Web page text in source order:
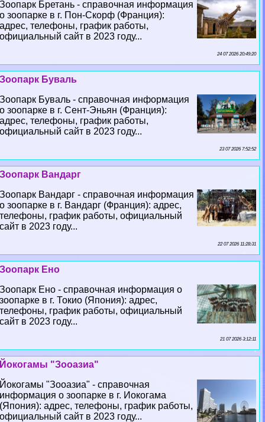
Зоопарк Бретань - справочная информация
о зоопарке в г. Пон-Скорф (Франция):
адрес, телефоны, график работы,
официальный сайт в 2023 году...
24 07 2026 20:49:20
Зоопарк Буваль
Зоопарк Буваль - справочная информация
о зоопарке в г. Сент-Эньян (Франция):
адрес, телефоны, график работы,
официальный сайт в 2023 году...
23 07 2026 7:52:52
Зоопарк Вандарг
Зоопарк Вандарг - справочная информация
о зоопарке в г. Вандарг (Франция): адрес,
телефоны, график работы, официальный
сайт в 2023 году...
22 07 2026 11:28:31
Зоопарк Ено
Зоопарк Ено - справочная информация о
зоопарке в г. Токио (Япония): адрес,
телефоны, график работы, официальный
сайт в 2023 году...
21 07 2026 3:12:11
Йокогамы "Зооазиа"
Йокогамы "Зооазиа" - справочная
информация о зоопарке в г. Иокогама
(Япония): адрес, телефоны, график работы,
официальный сайт в 2023 году...